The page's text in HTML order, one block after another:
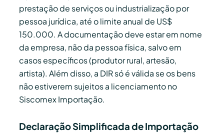
prestação de serviços ou industrialização por
pessoa jurídica, até o limite anual de US$
150.000. A documentação deve estar em nome
da empresa, não da pessoa física, salvo em
casos específicos (produtor rural, artesão,
artista). Além disso, a DIR só é válida se os bens
não estiverem sujeitos a licenciamento no
Siscomex Importação.
Declaração Simplificada de Importação